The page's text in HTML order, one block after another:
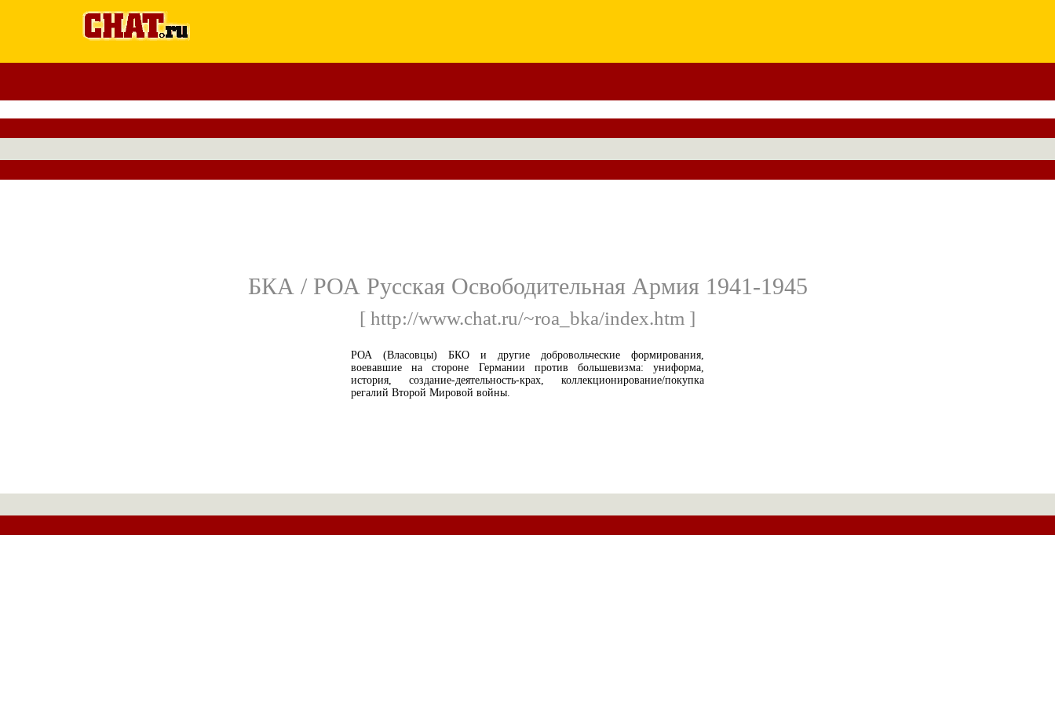
БКА / РОА Русская Освободительная Армия 1941-1945
[ http://www.chat.ru/~roa_bka/index.htm ]
РОА (Власовцы) БКО и другие добровольческие формирования,
воевавшие на стороне Германии против большевизма: униформа,
история, создание-деятельность-крах, коллекционирование/покупка
регалий Второй Мировой войны.